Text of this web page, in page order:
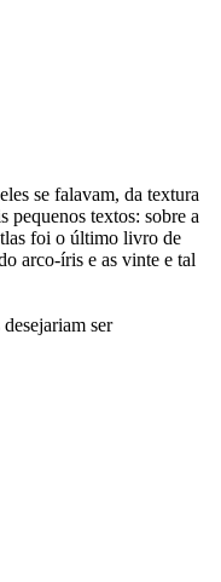
se falavam, da textura
pequenos textos: sobre a
foi o último livro de
arco-íris e as vinte e tal
ser